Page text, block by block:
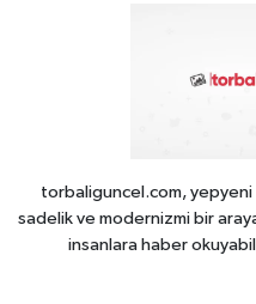
torbaliguncel.com, yepyeni
sadelik ve modernizmi bir
insanlara haber